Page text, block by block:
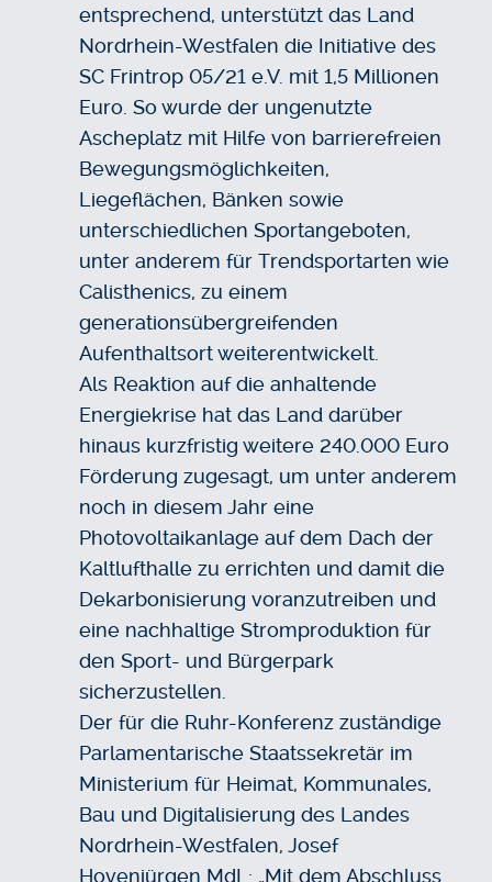
entsprechend, unterstützt das Land
Nordrhein-Westfalen die Initiative des
SC Frintrop 05/21 e.V. mit 1,5 Millionen
Euro. So wurde der ungenutzte
Ascheplatz mit Hilfe von barrierefreien
Bewegungsmöglichkeiten,
Liegeflächen, Bänken sowie
unterschiedlichen Sportangeboten,
unter anderem für Trendsportarten wie
Calisthenics, zu einem
generationsübergreifenden
Aufenthaltsort weiterentwickelt.
Als Reaktion auf die anhaltende
Energiekrise hat das Land darüber
hinaus kurzfristig weitere 240.000 Euro
Förderung zugesagt, um unter anderem
noch in diesem Jahr eine
Photovoltaikanlage auf dem Dach der
Kaltlufthalle zu errichten und damit die
Dekarbonisierung voranzutreiben und
eine nachhaltige Stromproduktion für
den Sport- und Bürgerpark
sicherzustellen.
Der für die Ruhr-Konferenz zuständige
Parlamentarische Staatssekretär im
Ministerium für Heimat, Kommunales,
Bau und Digitalisierung des Landes
Nordrhein-Westfalen, Josef
Hovenjürgen MdL: „Mit dem Abschluss